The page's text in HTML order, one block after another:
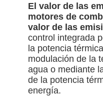
El valor de las
motores de
valor de las
control integrada
la potencia
modulación de la
agua o mediante
de la potencia
energía.